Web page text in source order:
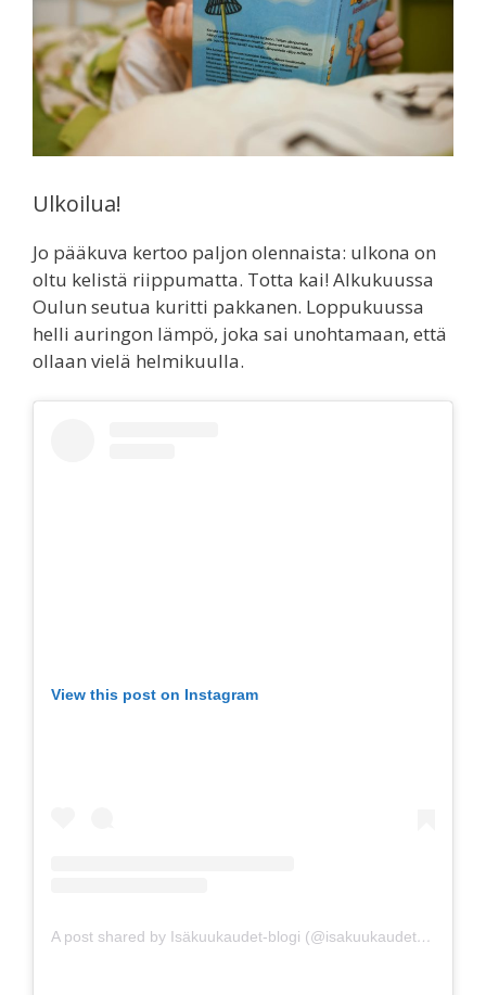
Ulkoilua!
Jo pääkuva kertoo paljon olennaista: ulkona on
oltu kelistä riippumatta. Totta kai! Alkukuussa
Oulun seutua kuritti pakkanen. Loppukuussa
helli auringon lämpö, joka sai unohtamaan, että
ollaan vielä helmikuulla.
View this post on Instagram
A post shared by Isäkuukaudet-blogi (@isakuukaudet)on